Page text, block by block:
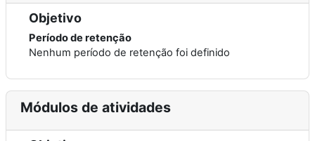
Objetivo
Período de retenção
Nenhum período de retenção foi definido
Módulos de atividades